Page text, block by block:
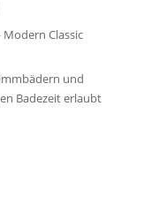
Modern Classic
und
Badezeit erlaubt